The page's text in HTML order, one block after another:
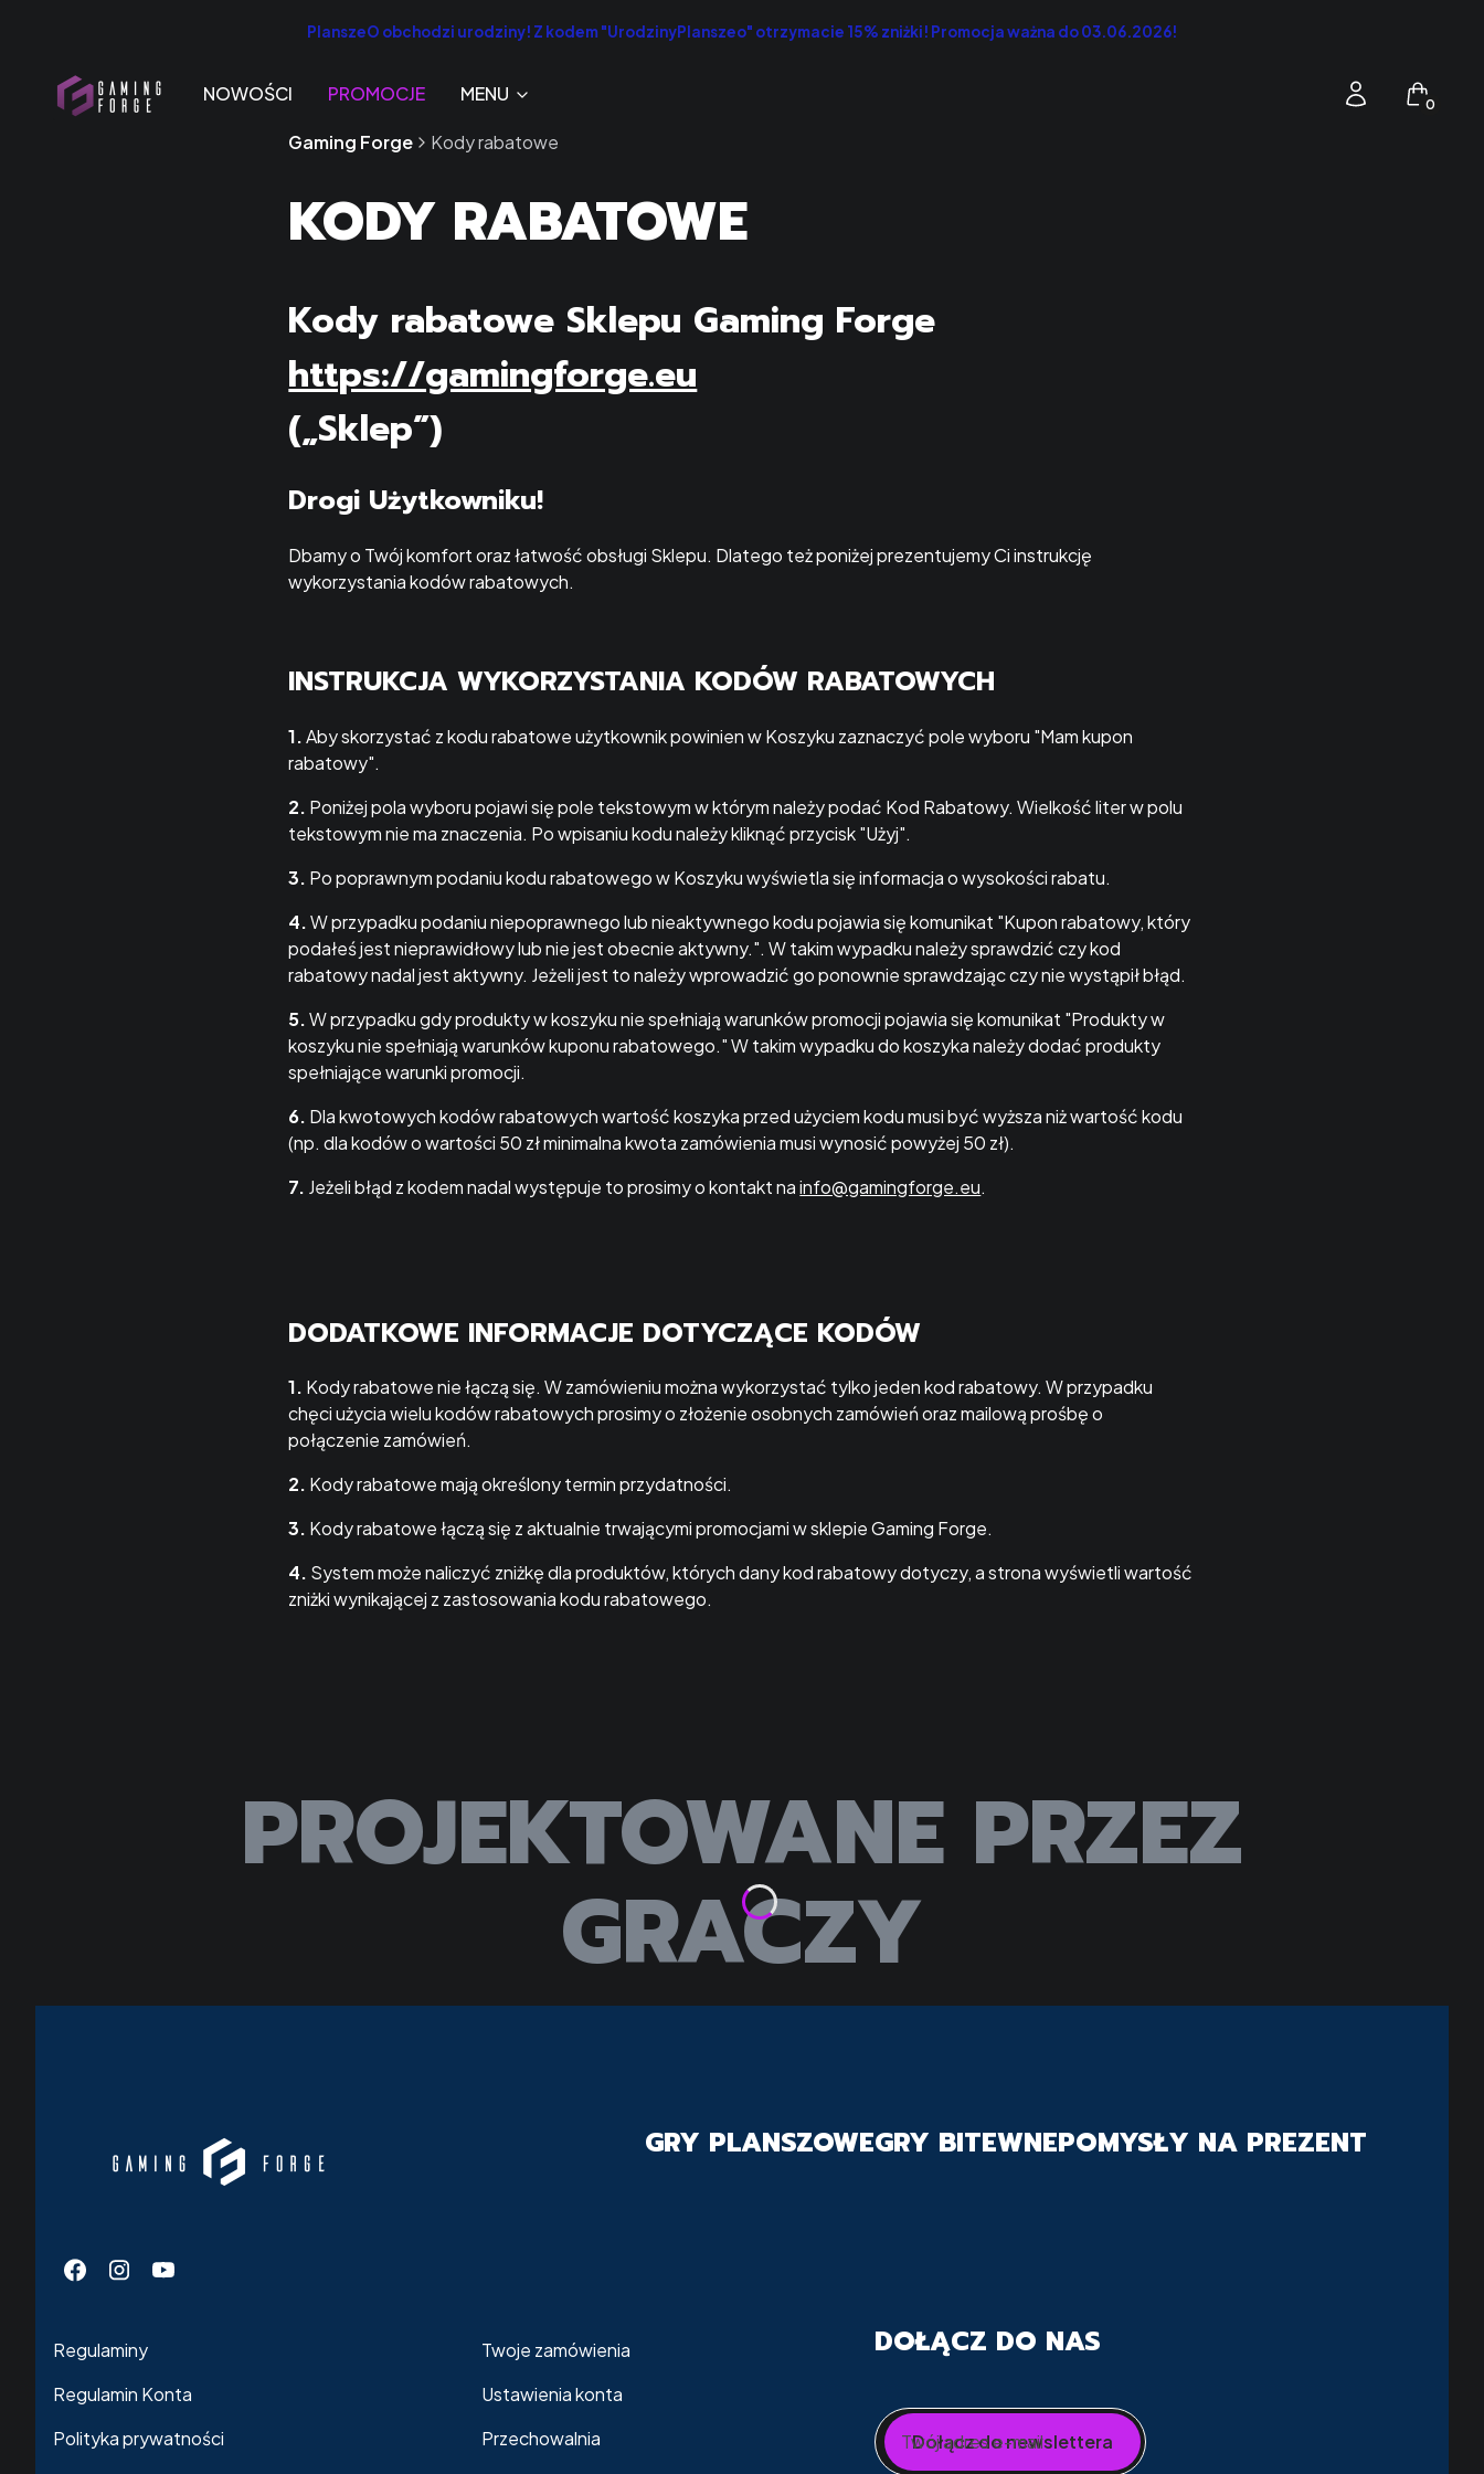
PlanszeO obchodzi urodziny! Z kodem "UrodzinyPlanszeo" otrzymacie 15% zniżki! Promocja ważna do 03.06.2026!
NOWOŚCI PROMOCJE MENU Zaloguj sięKoszyk
Gaming Forge Kody rabatowe
KODY RABATOWE
Kody rabatowe Sklepu Gaming Forge
https://gamingforge.eu
(„Sklep”)
Drogi Użytkowniku!
Dbamy o Twój komfort oraz łatwość obsługi Sklepu. Dlatego też poniżej prezentujemy Ci instrukcję
wykorzystania kodów rabatowych.
INSTRUKCJA WYKORZYSTANIA KODÓW RABATOWYCH
1.Aby skorzystać z kodu rabatowe użytkownik powinien w Koszyku zaznaczyć pole wyboru "Mam kupon
rabatowy".
2. Poniżej pola wyboru pojawi się pole tekstowym w którym należy podać Kod Rabatowy. Wielkość liter w polu
tekstowym nie ma znaczenia. Po wpisaniu kodu należy kliknąć przycisk "Użyj".
3. Po poprawnym podaniu kodu rabatowego w Koszyku wyświetla się informacja o wysokości rabatu.
4.W przypadku podaniu niepoprawnego lub nieaktywnego kodu pojawia się komunikat "Kupon rabatowy, który
podałeś jest nieprawidłowy lub nie jest obecnie aktywny.". W takim wypadku należy sprawdzić czy kod
rabatowy nadal jest aktywny. Jeżeli jest to należy wprowadzić go ponownie sprawdzając czy nie wystąpił błąd.
5.W przypadku gdy produkty w koszyku nie spełniają warunków promocji pojawia się komunikat "Produkty w
koszyku nie spełniają warunków kuponu rabatowego." W takim wypadku do koszyka należy dodać produkty
spełniające warunki promocji.
6. Dla kwotowych kodów rabatowych wartość koszyka przed użyciem kodu musi być wyższa niż wartość kodu
(np. dla kodów o wartości 50 zł minimalna kwota zamówienia musi wynosić powyżej 50 zł).
7. Jeżeli błąd z kodem nadal występuje to prosimy o kontakt nainfo@gamingforge.eu.
DODATKOWE INFORMACJE DOTYCZĄCE KODÓW
1. Kody rabatowe nie łączą się. W zamówieniu można wykorzystać tylko jeden kod rabatowy. W przypadku
chęci użycia wielu kodów rabatowych prosimy o złożenie osobnych zamówień oraz mailową prośbę o
połączenie zamówień.
2. Kody rabatowe mają określony termin przydatności.
3. Kody rabatowe łączą się z aktualnie trwającymi promocjami w sklepie Gaming Forge.
4. System może naliczyć zniżkę dla produktów, których dany kod rabatowy dotyczy, a strona wyświetli wartość
zniżki wynikającej z zastosowania kodu rabatowego.
PROJEKTOWANE PRZEZ
GRACZY
GRY PLANSZOWEGRY BITEWNEPOMYSŁY NA PREZENT
Linki w stopce
Regulaminy
Regulamin Konta
Polityka prywatności
Twoje zamówienia
Ustawienia konta
Przechowalnia
DOŁĄCZ DO NAS
Twój adres e-mail
Dołącz do newslettera